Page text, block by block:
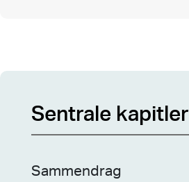
Sentrale kapitler
Sammendrag